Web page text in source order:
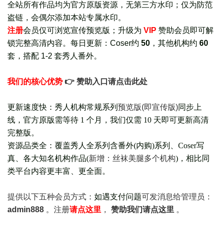
全站所有作品均为官方原版资源，无第三方水印；仅为防范
盗链，会偶尔添加本站专属水印。
注册会员仅可浏览宣传预览版 ； 升级为 VIP 赞助会员即可解
锁完整高清内容。每日更新： Coser约 50 ，其他机构约 60
套， 搭配 1-2 套秀人番外。
我们的核心优势 👉 赞助入口请点击此处
更新速度快：秀人机构常规系列 预览版(即宣传版)同步上
线，官方原版需等待 1 个月，我们仅需 10 天即可更新高清
完整版。
资源品类全：覆盖秀人全系列含番外(内购)系列、Coser写
真、各大知名机构作品(新增：丝袜美腿多个机构)，相比同
类平台内容更丰富、更全面。
提供以下五种会员方式： 如遇支付问题可发消息给管理员：
admin888 。注册请点这里 ， 赞助我们请点这里 。